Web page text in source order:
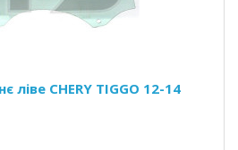
ліве CHERY TIGGO 12-14